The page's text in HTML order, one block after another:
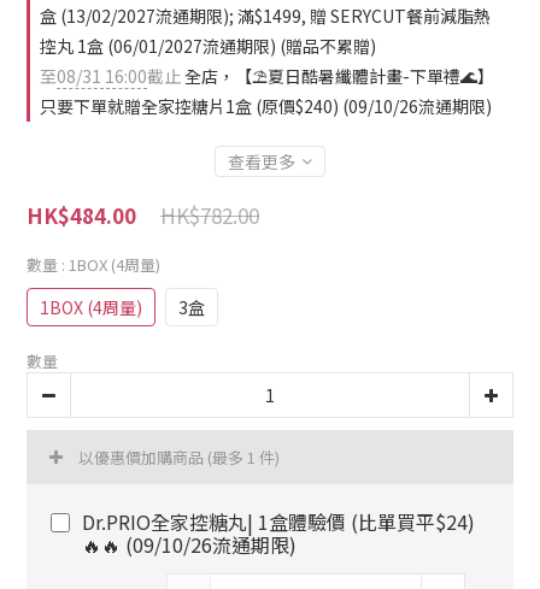
盒 (13/02/2027流通期限); 滿$1499, 贈 SERYCUT餐前減脂熱
控丸 1盒 (06/01/2027流通期限) (贈品不累贈)
至08/31 16:00截止全店，【⛱️夏日酷暑纖體計畫-下單禮🌊】
只要下單就贈全家控糖片1盒 (原價$240) (09/10/26流通期限)
查看更多
HK$782.00
HK$484.00
數量 : 1BOX (4周量)
1BOX (4周量) 3盒
數量
以優惠價加購商品 (最多 1 件)
Dr.PRIO全家控糖丸| 1盒體驗價 (比單買平$24)
🔥🔥 (09/10/26流通期限)